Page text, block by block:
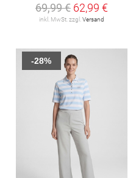
69,99 € 62,99 €
inkl. MwSt. zzgl.Versand
-28%